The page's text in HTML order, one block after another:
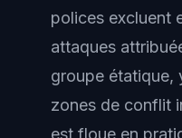
polices excluent
attaques
groupe étatique,
zones de conflit
est floue en